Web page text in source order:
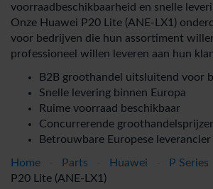
voorraadbeschikbaarheid en snelle
Onze Huawei P20 Lite (ANE-LX1)
voor bedrijven die hun assortiment
professioneel willen leveren aan hun
B2B groothandel uitsluitend voor
Snelle levering binnen Europa
Ruime voorraad beschikbaar
Concurrerende
Betrouwbare Europese leverancier
Home Parts Huawei P Series
P20 Lite (ANE-LX1)